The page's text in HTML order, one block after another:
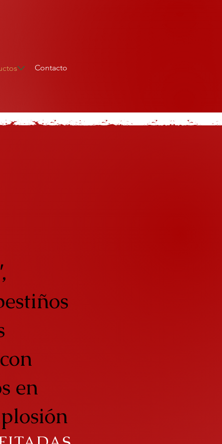
Contacto
,
en